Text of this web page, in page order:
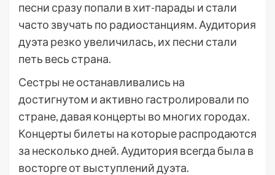
песни сразу попали в хит-парады и стали
часто звучать по радиостанциям. Аудитория
дуэта резко увеличилась, их песни стали
петь весь страна.
Сестры не останавливались на
достигнутом и активно гастролировали по
стране, давая концерты во многих городах.
Концерты билеты на которые распродаются
за несколько дней. Аудитория всегда была в
восторге от выступлений дуэта.